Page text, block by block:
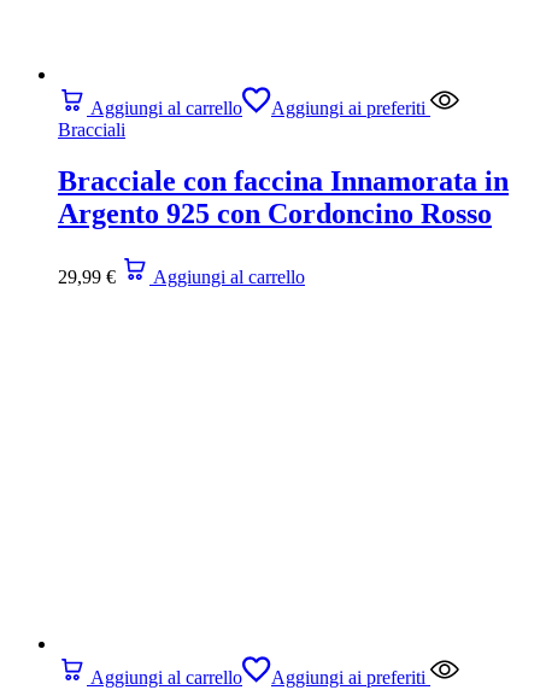
Aggiungi al carrello
Aggiungi ai preferiti
Bracciali
Bracciale con faccina Innamorata in
Argento 925 con Cordoncino Rosso
29,99 € Aggiungi al carrello
Aggiungi al carrello
Aggiungi ai preferiti